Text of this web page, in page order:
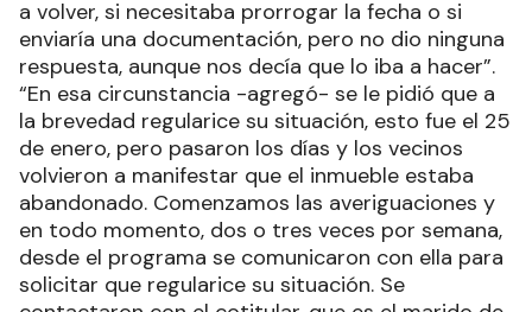
a volver, si necesitaba prorrogar la fecha o si
enviaría una documentación, pero no dio ninguna
respuesta, aunque nos decía que lo iba a hacer”.
“En esa circunstancia -agregó- se le pidió que a
la brevedad regularice su situación, esto fue el 25
de enero, pero pasaron los días y los vecinos
volvieron a manifestar que el inmueble estaba
abandonado. Comenzamos las averiguaciones y
en todo momento, dos o tres veces por semana,
desde el programa se comunicaron con ella para
solicitar que regularice su situación. Se